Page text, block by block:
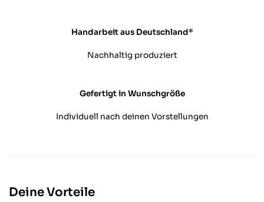
Handarbeit aus Deutschland*
Nachhaltig produziert
Gefertigt in Wunschgröße
Individuell nach deinen Vorstellungen
Deine Vorteile